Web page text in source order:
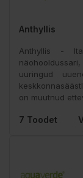
Anthyllis
Anthyllis -
uuringud
on muutnud
7 Toodet